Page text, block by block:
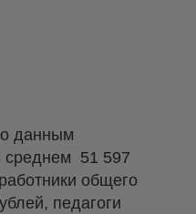
данным
среднем 51 597
общего
педагоги